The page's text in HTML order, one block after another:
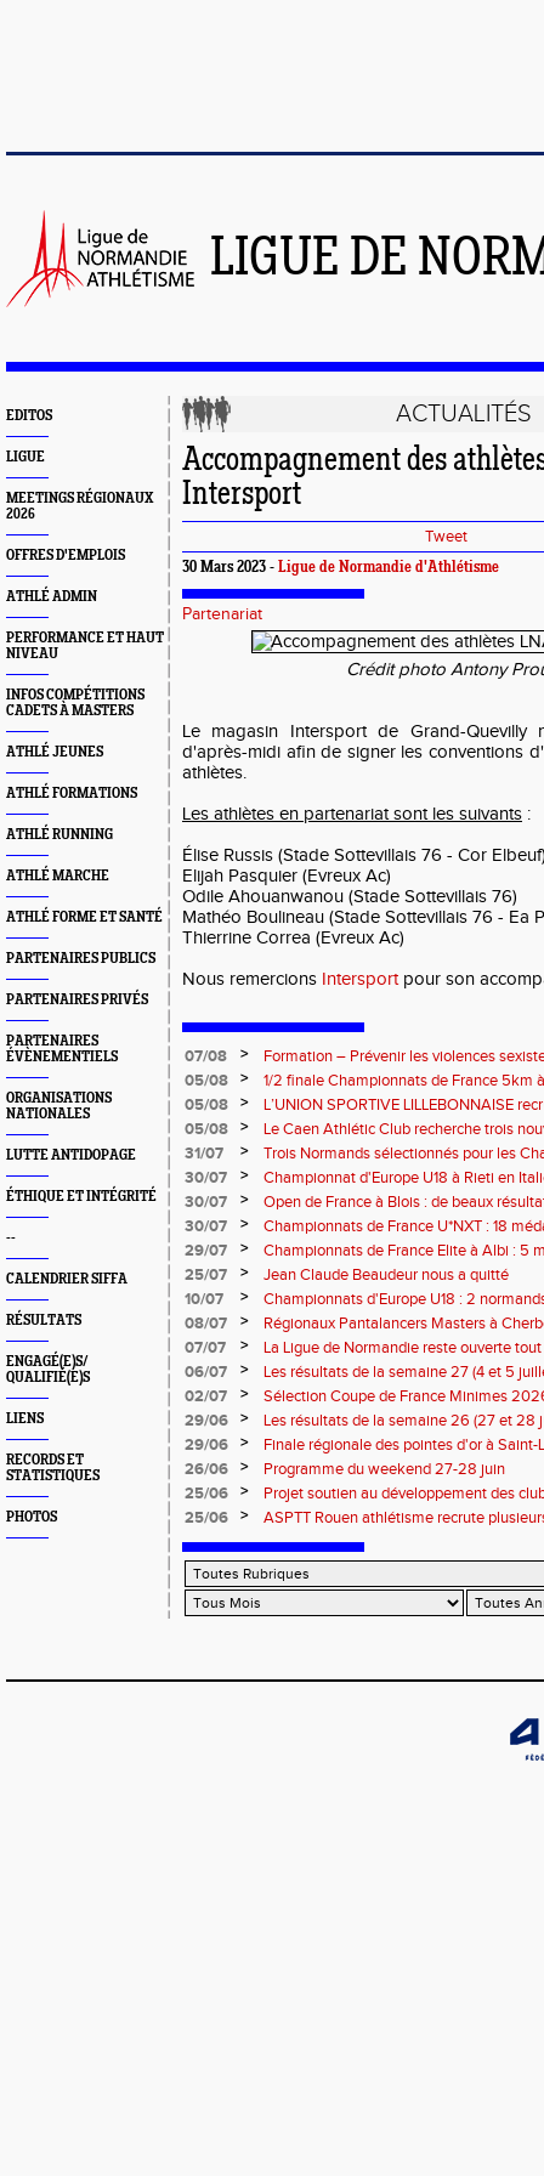
LIGUE DE
EDITOS
LIGUE
MEETINGS RÉGIONAUX
2026
OFFRES D'EMPLOIS
ATHLÉ ADMIN
PERFORMANCE ET HAUT
NIVEAU
INFOS COMPÉTITIONS
CADETS À MASTERS
ATHLÉ JEUNES
ATHLÉ FORMATIONS
ATHLÉ RUNNING
ATHLÉ MARCHE
ATHLÉ FORME ET SANTÉ
PARTENAIRES PUBLICS
PARTENAIRES PRIVÉS
PARTENAIRES
ÉVÈNEMENTIELS
ORGANISATIONS
NATIONALES
LUTTE ANTIDOPAGE
ÉTHIQUE ET INTÉGRITÉ
--
CALENDRIER SIFFA
RÉSULTATS
ENGAGÉ(E)S/
QUALIFIÉ(E)S
LIENS
RECORDS ET
STATISTIQUES
PHOTOS
ACTUALITÉS
Accompagnement des
Intersport
Tweet
30 Mars 2023 - Ligue de Normandie d'Athlétisme
Partenariat
Crédit photo Antony
Le magasin Intersport de Grand-
d'après-midi afin de signer les conventions
athlètes.
Les athlètes en partenariat sont les suivants :
Élise Russis (Stade Sottevillais 76 - Cor
Elijah Pasquier (Evreux Ac)
Odile Ahouanwanou (Stade Sottevillais 76)
Mathéo Boulineau (Stade Sottevillais 76 - Ea
Thierrine Correa (Evreux Ac)
Nous remercions Intersportpour son
07/08 >
Formation – Prévenir les violences
: le 26 septembre 2026
05/08 >
1/2 finale Championnats de France 5km
13 septembre 2026 : les informations
05/08 >
L’UNION SPORTIVE LILLEBONNAISE
rentrée 2026
05/08 >
Le Caen Athlétic Club recherche trois
civique à compter de septembre 2026
31/07 >
Trois Normands sélectionnés pour les
Eugene !
30/07 >
Championnat d'Europe U18 à Rieti en
normands
30/07 >
Open de France à Blois : de beaux
30/07
>
Championnats de France U*NXT : 18
29/07
>
Championnats de France Elite à Albi : 5
titres !
25/07 >
Jean Claude Beaudeur nous a quitté
10/07
>
Championnats d'Europe U18 : 2
08/07
>
Régionaux Pantalancers Masters à
07/07
>
La Ligue de Normandie reste ouverte tout
06/07
>
Les résultats de la semaine 27 (4 et 5
02/07
>
Sélection Coupe de France Minimes
29/06
>
Les résultats de la semaine 26 (27 et 28
29/06
>
Finale régionale des pointes d'or à
informations
26/06 >
Programme du weekend 27-28 juin
25/06
>
Projet soutien au développement des
25/06
> ASPTT Rouen athlétisme recrute